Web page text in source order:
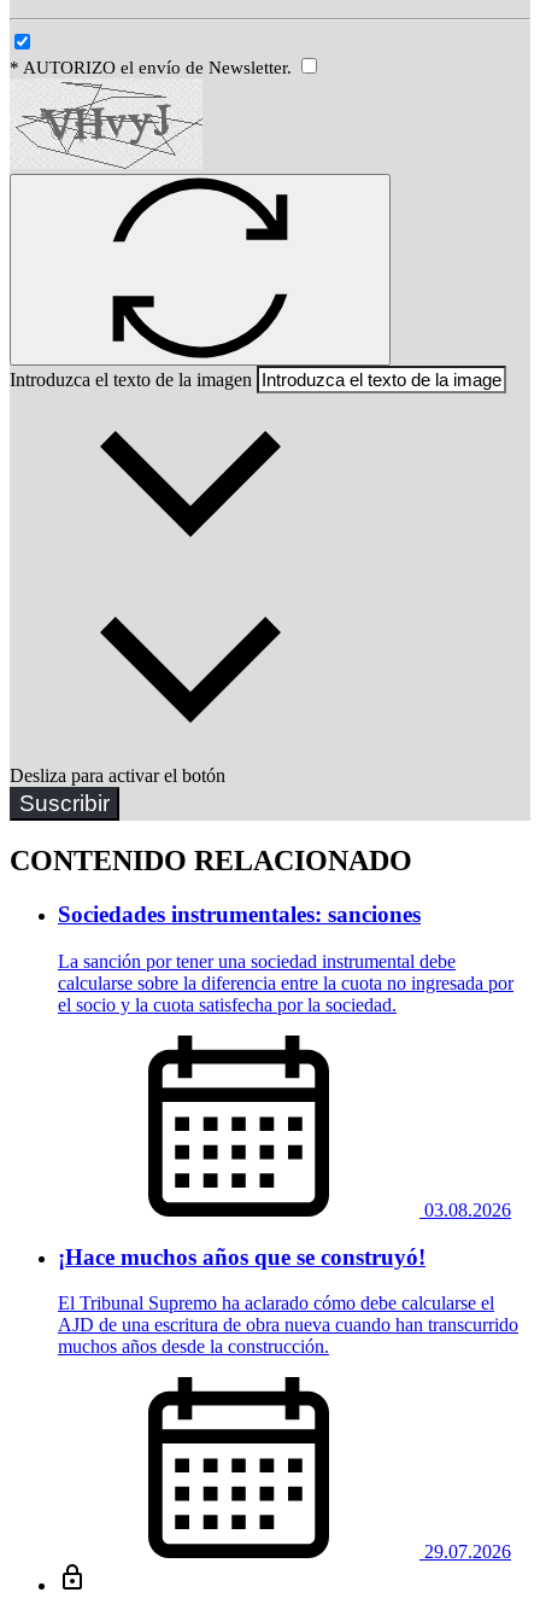
* AUTORIZO el envío de Newsletter.
Introduzca el texto de la imagen
Desliza para activar el botón
Suscribir
CONTENIDO RELACIONADO
Sociedades instrumentales: sanciones
La sanción por tener una sociedad instrumental debe
calcularse sobre la diferencia entre la cuota no ingresada por
el socio y la cuota satisfecha por la sociedad.
03.08.2026
¡Hace muchos años que se construyó!
El Tribunal Supremo ha aclarado cómo debe calcularse el
AJD de una escritura de obra nueva cuando han transcurrido
muchos años desde la construcción.
29.07.2026